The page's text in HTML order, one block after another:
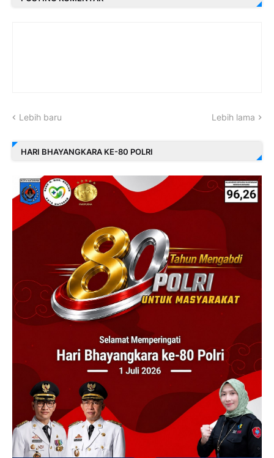
Lebih baru Lebih lama
HARI BHAYANGKARA KE-80 POLRI